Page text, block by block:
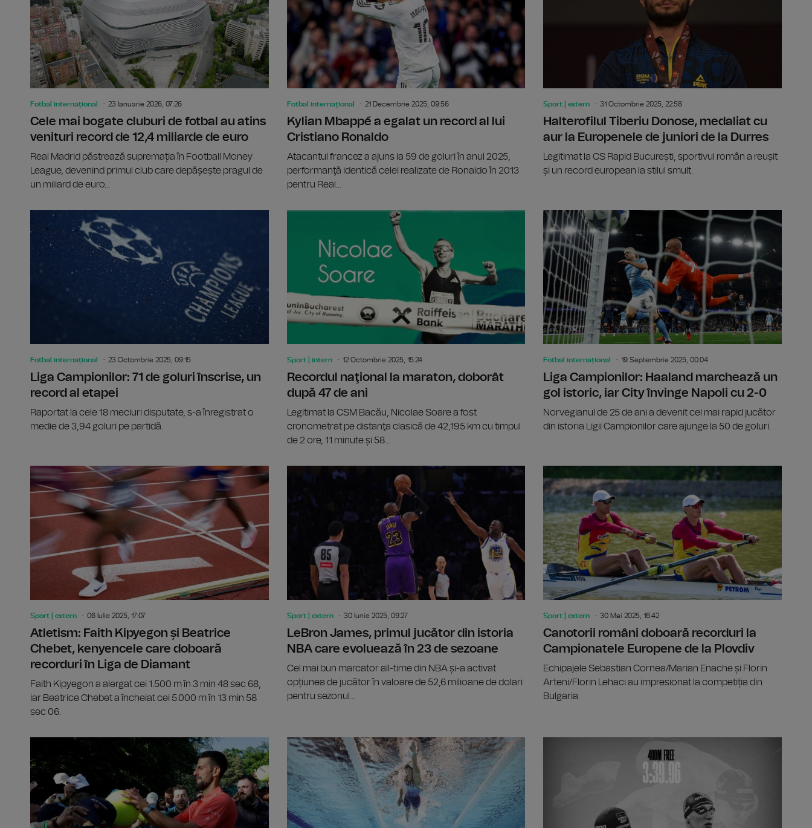
Fotbal internațional 23 Ianuarie 2026, 07:26
Cele mai bogate cluburi de fotbal au atins
venituri record de 12,4 miliarde de euro
Real Madrid păstrează supremația în Football Money
League, devenind primul club care depășește pragul de
un miliard de euro...
Fotbal internațional 21 Decembrie 2025, 09:56
Kylian Mbappé a egalat un record al lui
Cristiano Ronaldo
Atacantul francez a ajuns la 59 de goluri în anul 2025,
performanţă identică celei realizate de Ronaldo în 2013
pentru Real...
Sport | extern 31 Octombrie 2025, 22:58
Halterofilul Tiberiu Donose, medaliat cu
aur la Europenele de juniori de la Durres
Legitimat la CS Rapid București, sportivul român a reușit
și un record european la stilul smult.
Fotbal internațional 23 Octombrie 2025, 09:15
Liga Campionilor: 71 de goluri înscrise, un
record al etapei
Raportat la cele 18 meciuri disputate, s-a înregistrat o
medie de 3,94 goluri pe partidă.
Liga Campionilor: 71 de goluri înscrise, un record al etapei
Sport | intern 12 Octombrie 2025, 15:24
Recordul naţional la maraton, doborât
după 47 de ani
Legitimat la CSM Bacău, Nicolae Soare a fost
cronometrat pe distanţa clasică de 42,195 km cu timpul
de 2 ore, 11 minute și 58...
Recordul
Fotbal internațional 19 Septembrie 2025, 00:04
Liga Campionilor: Haaland marchează un
gol istoric, iar City învinge Napoli cu 2-0
Norvegianul de 25 de ani a devenit cel mai rapid jucător
din istoria Ligii Campionilor care ajunge la 50 de goluri.
Sport | extern 06 Iulie 2025, 17:07
Atletism: Faith Kipyegon și Beatrice
Chebet, kenyencele care doboară
recorduri în Liga de Diamant
Faith Kipyegon a alergat cei 1.500 m în 3 min 48 sec 68,
iar Beatrice Chebet a încheiat cei 5.000 m în 13 min 58
sec 06.
Atletism: Faith Kipyegon și Beatrice Chebet, kenyencele care
Sport | extern 30 Iunie 2025, 09:27
LeBron James, primul jucător din istoria
NBA care evoluează în 23 de sezoane
Cel mai bun marcator all-time din NBA și-a activat
opțiunea de jucător în valoare de 52,6 milioane de dolari
pentru sezonul...
Sport | extern 30 Mai 2025, 16:42
Canotorii români doboară recorduri la
Campionatele Europene de la Plovdiv
Echipajele Sebastian Cornea/Marian Enache și Florin
Arteni/Florin Lehaci au impresionat la competiția din
Bulgaria.
Novak Djokovic, la un pas de al 100-lea titlu ATP din carieră